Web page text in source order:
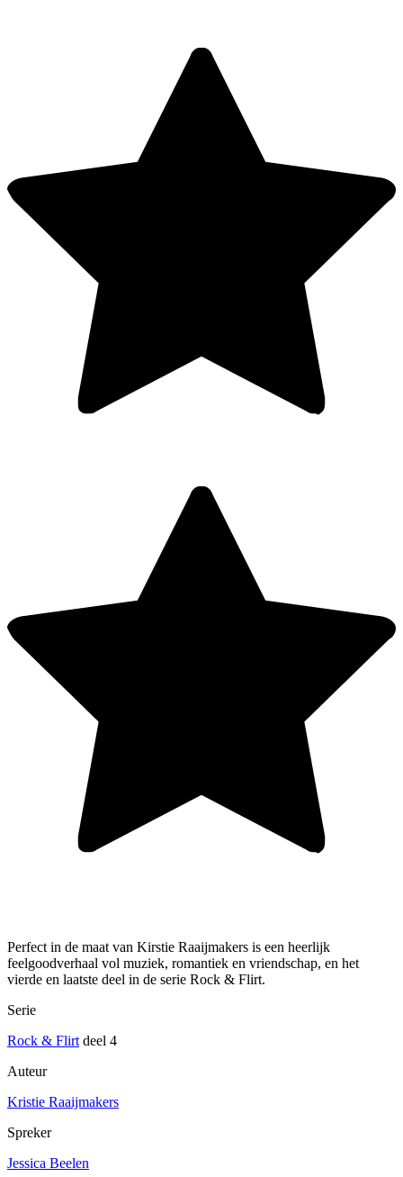
Perfect in de maat van Kirstie Raaijmakers is een heerlijk
feelgoodverhaal vol muziek, romantiek en vriendschap, en het
vierde en laatste deel in de serie Rock & Flirt.
Serie
Rock & Flirt deel 4
Auteur
Kristie Raaijmakers
Spreker
Jessica Beelen